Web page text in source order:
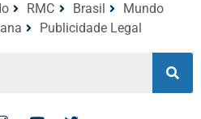
RMC Brasil
Mundo
Publicidade Legal